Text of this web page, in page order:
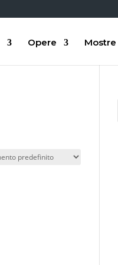
Opere Mostre